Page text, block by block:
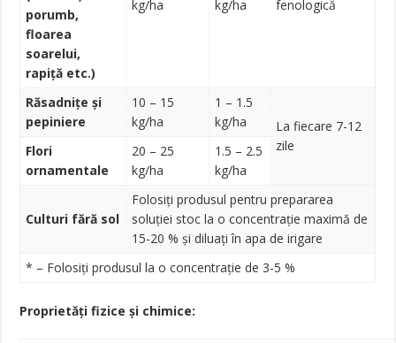
fenologică
porumb,
floarea
soarelui,
rapiță etc.)
kg/ha kg/ha
Răsadnițe și
pepiniere
10 – 15
kg/ha
1 – 1.5
kg/ha
La fiecare 7-12
zile
Flori
ornamentale
20 – 25
kg/ha
1.5 – 2.5
kg/ha
Culturi fără sol
Folosiți produsul pentru prepararea
soluției stoc la o concentrație maximă de
15-20 % și diluați în apa de irigare
* – Folosiți produsul la o concentrație de 3-5 %
Proprietăți fizice și chimice: